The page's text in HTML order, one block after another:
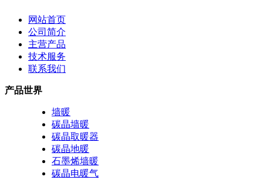
网站首页
公司简介
主营产品
技术服务
联系我们
产品世界
墙暖
碳晶墙暖
碳晶取暖器
碳晶地暖
石墨烯墙暖
碳晶电暖气